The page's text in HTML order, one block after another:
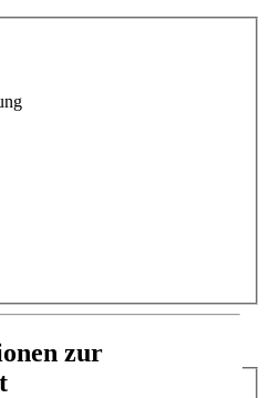
zur